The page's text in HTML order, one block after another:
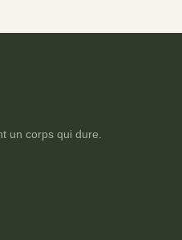
un corps qui dure.